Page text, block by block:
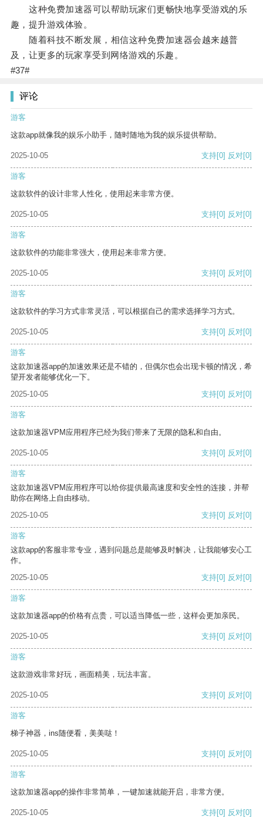
这种免费加速器可以帮助玩家们更畅快地享受游戏的乐
趣，提升游戏体验。
随着科技不断发展，相信这种免费加速器会越来越普
及，让更多的玩家享受到网络游戏的乐趣。
#37#
评论
游客
这款app就像我的娱乐小助手，随时随地为我的娱乐提供帮助。
2025-10-05 支持[0] 反对[0]
游客
这款软件的设计非常人性化，使用起来非常方便。
2025-10-05 支持[0] 反对[0]
游客
这款软件的功能非常强大，使用起来非常方便。
2025-10-05 支持[0] 反对[0]
游客
这款软件的学习方式非常灵活，可以根据自己的需求选择学习方式。
2025-10-05 支持[0] 反对[0]
游客
这款加速器app的加速效果还是不错的，但偶尔也会出现卡顿的情况，希
望开发者能够优化一下。
2025-10-05
支持[0] 反对[0]
游客
这款加速器VPM应用程序已经为我们带来了无限的隐私和自由。
2025-10-05 支持[0] 反对[0]
游客
这款加速器VPM应用程序可以给你提供最高速度和安全性的连接，并帮
助你在网络上自由移动。
2025-10-05
支持[0] 反对[0]
游客
这款app的客服非常专业，遇到问题总是能够及时解决，让我能够安心工
作。
2025-10-05
支持[0] 反对[0]
游客
这款加速器app的价格有点贵，可以适当降低一些，这样会更加亲民。
2025-10-05 支持[0] 反对[0]
游客
这款游戏非常好玩，画面精美，玩法丰富。
2025-10-05 支持[0] 反对[0]
游客
梯子神器，ins随便看，美美哒！
2025-10-05 支持[0] 反对[0]
游客
这款加速器app的操作非常简单，一键加速就能开启，非常方便。
2025-10-05 支持[0] 反对[0]